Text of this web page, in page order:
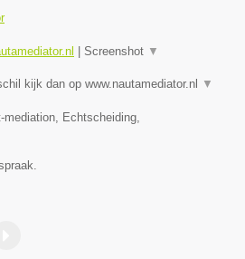
Screenshot ▼
kijk dan op www.nautamediator.nl ▼
Echtscheiding,